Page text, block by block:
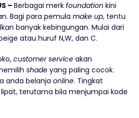
– Berbagai merk foundation kini
Bagi para pemula make up, tentu
banyak kebingungan. Mulai dari
atau huruf N,W, dan C.
customer service akan
shade yang paling cocok.
anda belanja online. Tingkat
terutama bila menjumpai kode